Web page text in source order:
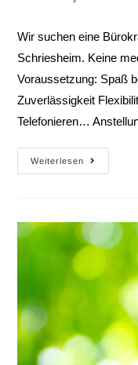
Wir suchen eine
Schriesheim. Keine
Voraussetzung: Spaß
Zuverlässigkeit
Telefonieren…
Weiterlesen